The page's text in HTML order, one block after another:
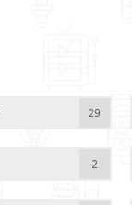
29
2